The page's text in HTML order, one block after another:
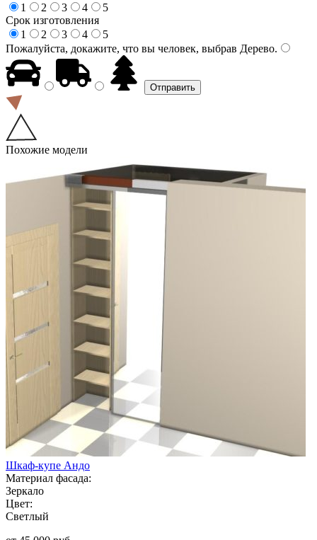
1
2 3 4
5
Срок изготовления
1
2 3 4
5
Пожалуйста, докажите, что вы человек, выбрав Дерево.
Похожие модели
Шкаф-купе Андо
Материал фасада:
Зеркало
Цвет:
Светлый